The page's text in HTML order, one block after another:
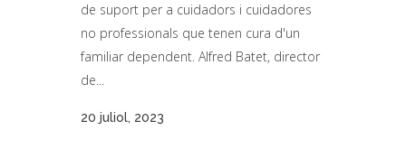
de suport per a cuidadors i cuidadores
no professionals que tenen cura d'un
familiar dependent. Alfred Batet, director
de...
20 juliol, 2023